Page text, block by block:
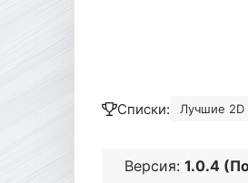
Списки: Лучшие 2D
Версия: 1.0.4